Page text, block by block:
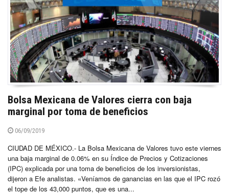
Bolsa Mexicana de Valores cierra con baja
marginal por toma de beneficios
06/09/2019
CIUDAD DE MÉXICO.- La Bolsa Mexicana de Valores tuvo este viernes
una baja marginal de 0.06% en su Índice de Precios y Cotizaciones
(IPC) explicada por una toma de beneficios de los inversionistas,
dijeron a Efe analistas. «Veníamos de ganancias en las que el IPC rozó
el tope de los 43,000 puntos, que es una...